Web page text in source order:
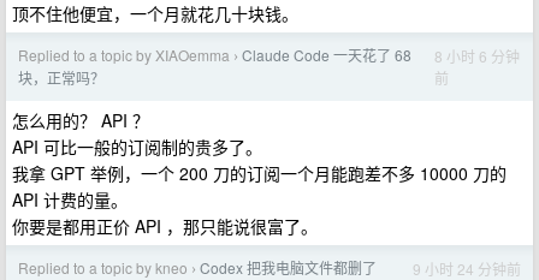
顶不住他便宜，一个月就花几十块钱。
Replied to a topic by XIAOemma › Claude Code 一天花了 68
块，正常吗？
8 小时 6 分钟
前
怎么用的？ API ？
API 可比一般的订阅制的贵多了。
我拿 GPT 举例，一个 200 刀的订阅一个月能跑差不多 10000 刀的
API 计费的量。
你要是都用正价 API ，那只能说很富了。
Replied to a topic by kneo › Codex 把我电脑文件都删了 9 小时 24 分钟前